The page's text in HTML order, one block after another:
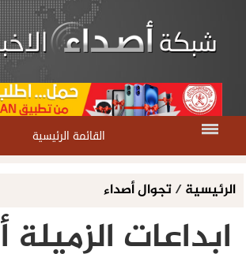
القائمة الرئيسية
الرئيسية/تجوال أصداء
ابداعات